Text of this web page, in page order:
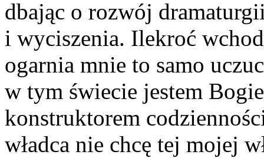
dbając o rozwój
i wyciszenia. Ilekroć
ogarnia mnie to samo
w tym świecie jestem
konstruktorem
władca nie chcę tej mojej